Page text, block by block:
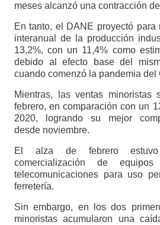
meses alcanzó una contracción
En tanto, el DANE proyectó para
interanual de la producción
13,2%, con un 11,4% como
debido al efecto base del
cuando comenzó la pandemia del
Mientras, las ventas minoristas
febrero, en comparación con un
2020, logrando su mejor
desde noviembre.
El alza de febrero
comercialización de
telecomunicaciones para uso
ferretería.
Sin embargo, en los dos
minoristas acumularon una